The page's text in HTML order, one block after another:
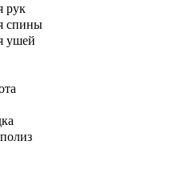
рук
спины
ушей